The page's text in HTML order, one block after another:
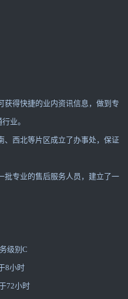
获得快捷的业内资讯信息，做到专
业。
、西北等片区成立了办事处，保证
批专业的售后服务人员，建立了一
级别C
8小时
72小时